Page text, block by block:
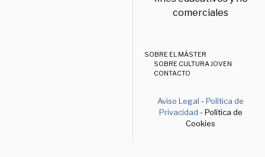
comerciales
SOBRE EL MÁSTER
SOBRE CULTURA JOVEN
CONTACTO
Aviso Legal -Política de
Privacidad - Política de
Cookies